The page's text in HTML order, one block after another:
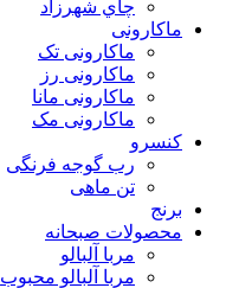
چاي شهرزاد
ماکارونی
ماکارونی تک
ماکارونی رز
ماکارونی مانا
ماکارونی مک
کنسرو
رب گوجه فرنگی
تن ماهی
برنج
محصولات صبحانه
مربا آلبالو
مربا آلبالو محبوب